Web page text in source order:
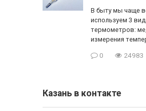
В быту мы чаще
используем 3
термометров:
измерения
0 24983
Казань в контакте